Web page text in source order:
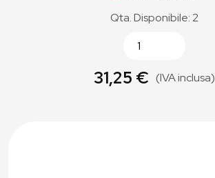
Qta. Disponibile: 2
31,25 € (IVA inclusa)